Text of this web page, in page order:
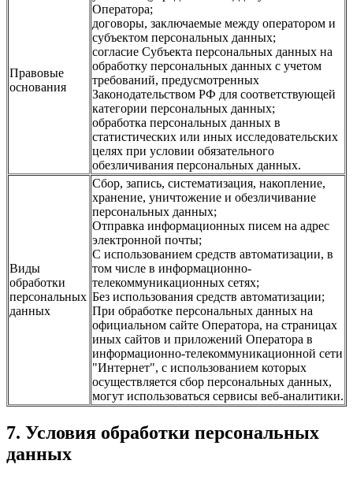
Правовые
основания
Оператора;
договоры, заключаемые между оператором и
субъектом персональных данных;
согласие Субъекта персональных данных на
обработку персональных данных с учетом
требований, предусмотренных
Законодательством РФ для соответствующей
категории персональных данных;
обработка персональных данных в
статистических или иных исследовательских
целях при условии обязательного
обезличивания персональных данных.
Виды
обработки
персональных
данных
Сбор, запись, систематизация, накопление,
хранение, уничтожение и обезличивание
персональных данных;
Отправка информационных писем на адрес
электронной почты;
С использованием средств автоматизации, в
том числе в информационно-
телекоммуникационных сетях;
Без использования средств автоматизации;
При обработке персональных данных на
официальном сайте Оператора, на страницах
иных сайтов и приложений Оператора в
информационно-телекоммуникационной сети
"Интернет", с использованием которых
осуществляется сбор персональных данных,
могут использоваться сервисы веб-аналитики.
7. Условия обработки персональных
данных